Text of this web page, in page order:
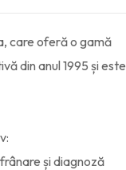
care oferă o gamă
din anul 1995 și este
și diagnoză